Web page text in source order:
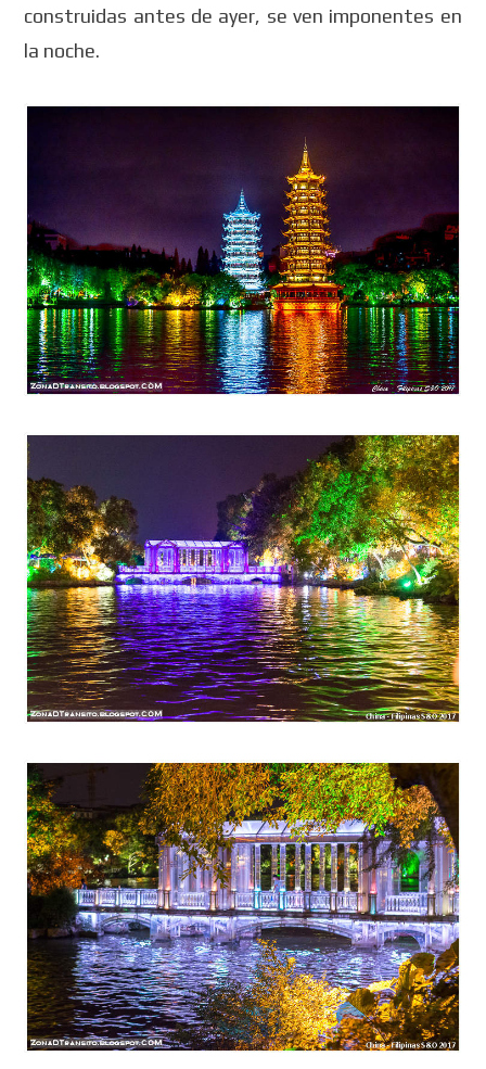
construidas antes de ayer, se ven imponentes en
la noche.